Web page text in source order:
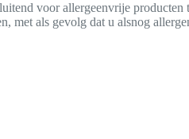
voor allergeenvrije producten
met als gevolg dat u alsnog